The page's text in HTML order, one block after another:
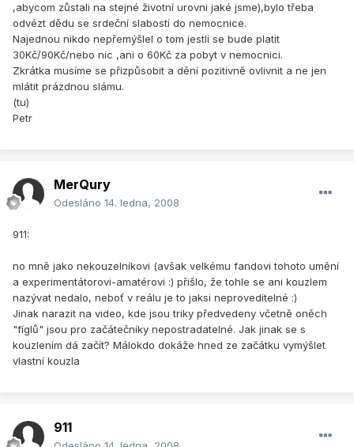
,abycom zůstali na stejné životní urovni jaké jsme),bylo třeba
odvézt dědu se srdeční slabostí do nemocnice.
Najednou nikdo nepřemýšlel o tom jestli se bude platit
30Kč/90Kč/nebo nic ,ani o 60Kč za pobyt v nemocnici.
Zkrátka musíme se přizpůsobit a dění pozitivně ovlivnit a ne jen
mlátit prázdnou slámu.
(tu)
Petr
MerQury
Odesláno 14. ledna, 2008
911:
no mně jako nekouzelníkovi (avšak velkému fandovi tohoto umění
a experimentátorovi-amatérovi :) přišlo, že tohle se ani kouzlem
nazývat nedalo, neboť v reálu je to jaksi neproveditelné :)
Jinak narazit na video, kde jsou triky předvedeny včetně oněch
"fíglů" jsou pro začátečníky nepostradatelné. Jak jinak se s
kouzlením dá začít? Málokdo dokáže hned ze začátku vymýšlet
vlastní kouzla
911